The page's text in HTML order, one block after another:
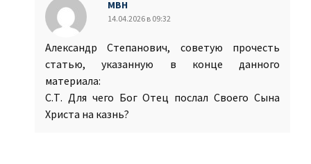
МВН
14.04.2026 в 09:32
Александр Степанович, советую прочесть
статью, указанную в конце данного
материала:
С.Т. Для чего Бог Отец послал Своего Сына
Христа на казнь?